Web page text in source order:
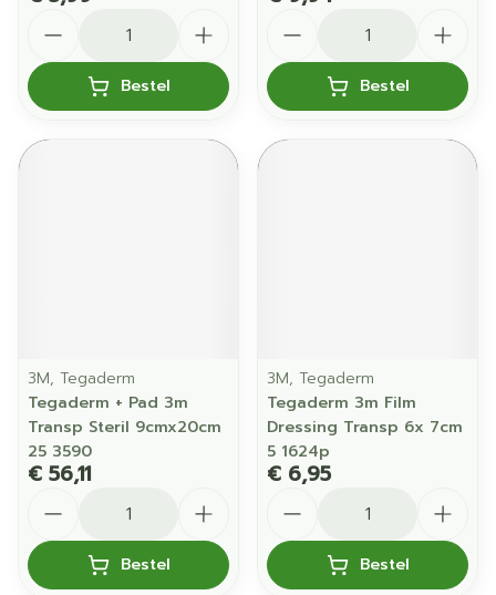
Bestel Bestel
3M, Tegaderm
Tegaderm + Pad 3m
Transp Steril 9cmx20cm
25 3590
€ 56,11
Bestel
3M, Tegaderm
Tegaderm 3m Film
Dressing Transp 6x 7cm
5 1624p
€ 6,95
Bestel